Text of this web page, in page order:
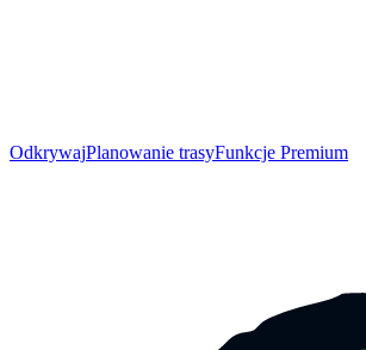
OdkrywajPlanowanie trasyFunkcje Premium